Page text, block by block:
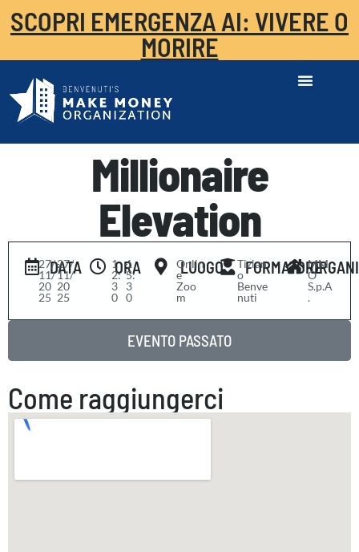
SCOPRI EMERGENZA AI: VIVERE O
MORIRE
Millionaire
Elevation
DATA
27/
11/
20
25
-27/
11/
20
25
ORA
1
2:
3
0
-1
5:
3
0
LUOGO
Onlin
e
Zoo
m
FORMATORE
Tizian
o
Benve
nuti
MM
O
S.p.A
.
EVENTO PASSATO
Come raggiungerci